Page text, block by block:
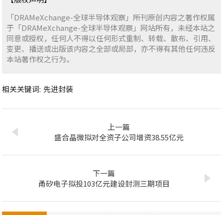
「DRAMeXchange-全球半导体观察」所刊原创内容之著作权属
于「DRAMeXchange-全球半导体观察」网站所有，未经本站之
同意或授权，任何人不得以任何形式重制、转载、散布、引用、
变更、播送或出版该内容之全部或局部，亦不得有其他任何违反
本站著作权之行为。
相关关键词: 先进封装
上一篇
盛合晶微拟对全资子公司增资38.55亿元
下一篇
甬矽电子拟投103亿元建设封测三期项目